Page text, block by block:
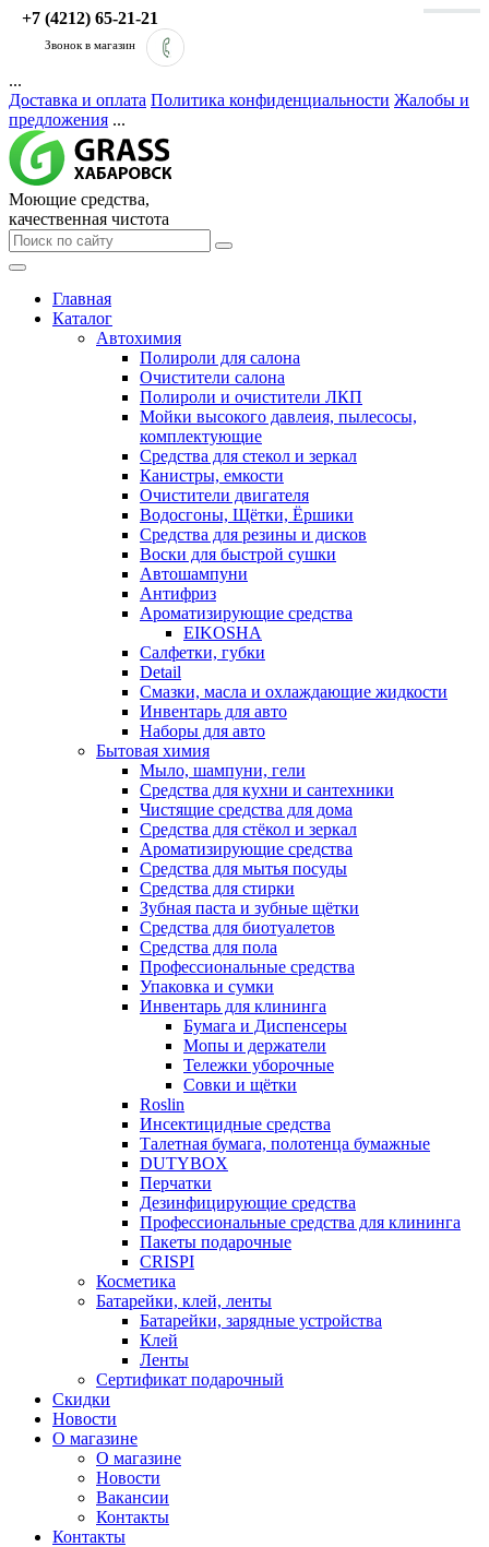
+7 (4212) 65-21-21
Звонок в магазин
...
Доставка и оплата Политика конфиденциальности Жалобы и
предложения ...
Моющие средства,
качественная чистота
Главная
Каталог
Автохимия
Полироли для салона
Очистители салона
Полироли и очистители ЛКП
Мойки высокого давлеия, пылесосы,
комплектующие
Средства для стекол и зеркал
Канистры, емкости
Очистители двигателя
Водосгоны, Щётки, Ёршики
Средства для резины и дисков
Воски для быстрой сушки
Автошампуни
Антифриз
Ароматизирующие средства
EIKOSHA
Салфетки, губки
Detail
Смазки, масла и охлаждающие жидкости
Инвентарь для авто
Наборы для авто
Бытовая химия
Мыло, шампуни, гели
Средства для кухни и сантехники
Чистящие средства для дома
Средства для стёкол и зеркал
Ароматизирующие средства
Средства для мытья посуды
Средства для стирки
Зубная паста и зубные щётки
Средства для биотуалетов
Средства для пола
Профессиональные средства
Упаковка и сумки
Инвентарь для клининга
Бумага и Диспенсеры
Мопы и держатели
Тележки уборочные
Совки и щётки
Roslin
Инсектицидные средства
Талетная бумага, полотенца бумажные
DUTYBOX
Перчатки
Дезинфицирующие средства
Профессиональные средства для клининга
Пакеты подарочные
CRISPI
Косметика
Батарейки, клей, ленты
Батарейки, зарядные устройства
Клей
Ленты
Сертификат подарочный
Скидки
Новости
О магазине
О магазине
Новости
Вакансии
Контакты
Контакты